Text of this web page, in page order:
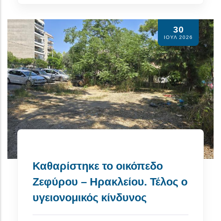
30
ΙΟΥΛ 2026
Καθαρίστηκε το οικόπεδο
Ζεφύρου – Ηρακλείου. Τέλος ο
υγειονομικός κίνδυνος